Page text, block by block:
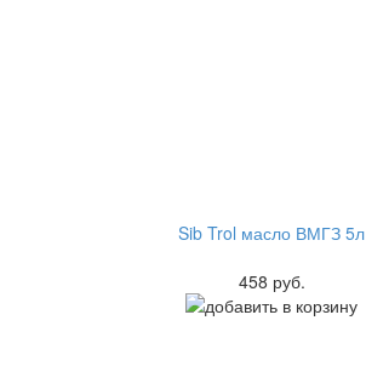
Sib Trol масло ВМГЗ 5л
458 руб.